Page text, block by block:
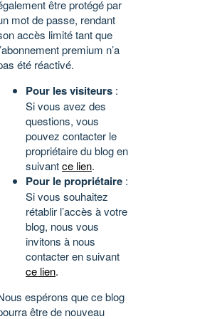
être protégé par
mot de passe, rendant
accès limité tant que
premium n’a
été réactivé.
Pour les visiteurs :
Si vous avez des
questions, vous
pouvez contacter le
propriétaire du blog en
suivantce lien.
Pour le propriétaire :
Si vous souhaitez
rétablir l’accès à votre
blog, nous vous
invitons à nous
contacter en suivant
ce lien.
espérons que ce blog
être de nouveau